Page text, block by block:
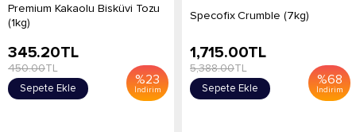
Premium Kakaolu Bisküvi Tozu
(1kg)
%23
İndirim
345.20TL
450.00TL
Sepete Ekle
Specofix Crumble (7kg)
%68
İndirim
1,715.00TL
5,388.00TL
Sepete Ekle